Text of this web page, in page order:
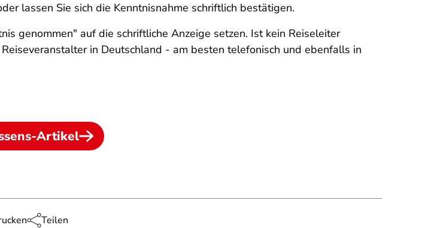
lassen Sie sich die Kenntnisnahme schriftlich bestätigen.
genommen" auf die schriftliche Anzeige setzen. Ist kein Reiseleiter
in Deutschland - am besten telefonisch und ebenfalls in
Artikel
Teilen